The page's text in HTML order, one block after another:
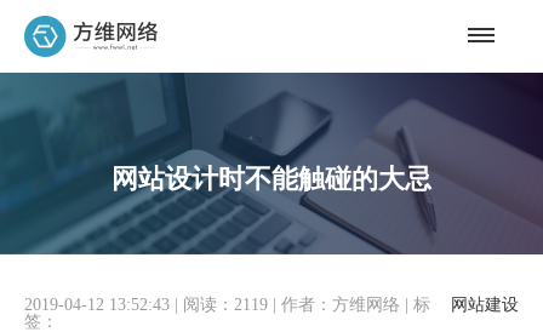
网站设计时不能触碰的大忌
网站建设
2019-04-12 13:52:43 阅读：2119 作者：方维网络
标
签：